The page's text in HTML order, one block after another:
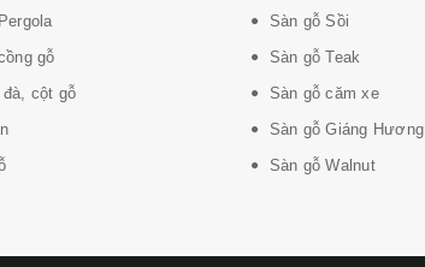
gỗ
cột gỗ
Sàn gỗ Sồi
Sàn gỗ Teak
Sàn gỗ căm xe
Sàn gỗ Giáng Hương
Sàn gỗ Walnut